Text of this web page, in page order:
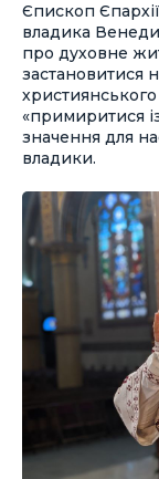
Єпископ
владика
про духовне
застановитися
«примиритися
значення для
владики.